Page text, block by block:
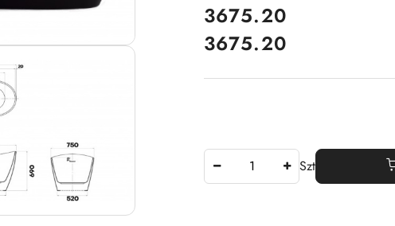
cena:
3675.20
Cena:
3675.20
Szt